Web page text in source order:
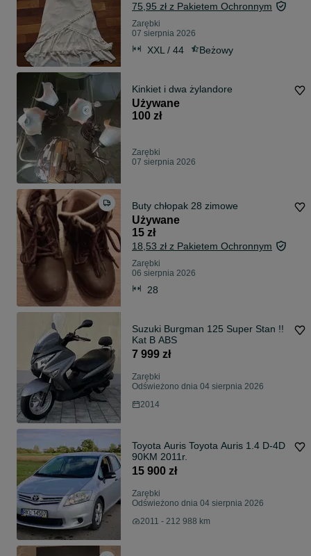
75,95 zł z Pakietem Ochronnym
Zarębki
07 sierpnia 2026
XXL / 44 Beżowy
Kinkiet i dwa żylandore
Używane
100 zł
Zarębki
07 sierpnia 2026
Buty chłopak 28 zimowe
Używane
15 zł
18,53 zł z Pakietem Ochronnym
Zarębki
06 sierpnia 2026
28
Suzuki Burgman 125 Super Stan !!
Kat B ABS
7 999 zł
Zarębki
Odświeżono dnia 04 sierpnia 2026
2014
Toyota Auris Toyota Auris 1.4 D-4D
90KM 2011r.
15 900 zł
Zarębki
Odświeżono dnia 04 sierpnia 2026
2011 - 212 988 km